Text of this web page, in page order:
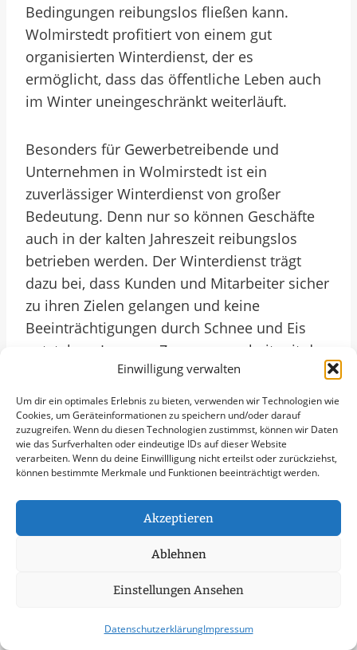
Einwilligung verwalten
Um dir ein optimales Erlebnis zu bieten, verwenden wir Technologien wie
Cookies, um Geräteinformationen zu speichern und/oder darauf
zuzugreifen. Wenn du diesen Technologien zustimmst, können wir Daten
wie das Surfverhalten oder eindeutige IDs auf dieser Website
verarbeiten. Wenn du deine Einwillligung nicht erteilst oder zurückziehst,
können bestimmte Merkmale und Funktionen beeinträchtigt werden.
Akzeptieren
Ablehnen
Einstellungen Ansehen
DatenschutzerklärungImpressum
Bedingungen reibungslos fließen kann.
Wolmirstedt profitiert von einem gut
organisierten Winterdienst, der es
ermöglicht, dass das öffentliche Leben auch
im Winter uneingeschränkt weiterläuft.
Besonders für Gewerbetreibende und
Unternehmen in Wolmirstedt ist ein
zuverlässiger Winterdienst von großer
Bedeutung. Denn nur so können Geschäfte
auch in der kalten Jahreszeit reibungslos
betrieben werden. Der Winterdienst trägt
dazu bei, dass Kunden und Mitarbeiter sicher
zu ihren Zielen gelangen und keine
Beeinträchtigungen durch Schnee und Eis
entstehen. In enger Zusammenarbeit mit den
örtlichen Behörden und Verwaltungen
sorgen die Winterdienste dafür, dass
Wolmirstedt auch im Winter ein attraktiver
Standort für Unternehmen bleibt.
zunehmenden Herausforderungen durch den
Klimawandel gewinnt ein effektiver
Winterdienst in Wolmirstedt noch mehr an
Witterungsbedingungen erfordert innovative
Konzepte und eine vorausschauende